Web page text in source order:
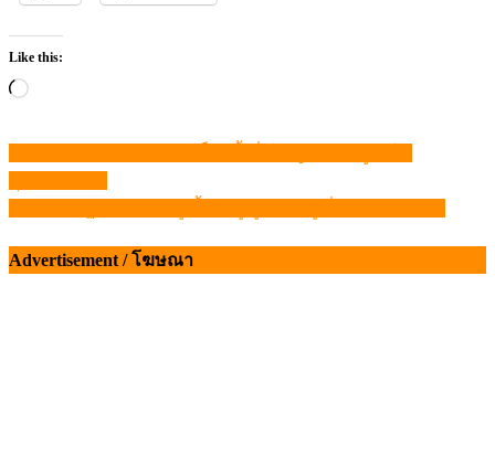
Like this:
Loading…
แนะแนว
เรื่อง
Advertisement / โฆษณา